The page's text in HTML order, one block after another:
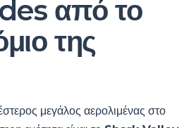
από το
της
μεγάλος αερολιμένας στο